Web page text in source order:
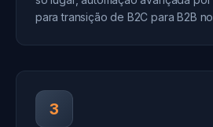
para transição de B2C para B2B
3